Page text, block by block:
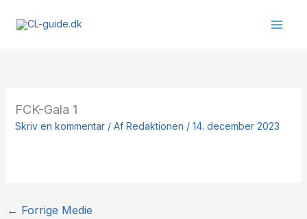
FCK-Gala 1
Skriv en kommentar / Af Redaktionen / 14. december 2023
← Forrige Medie